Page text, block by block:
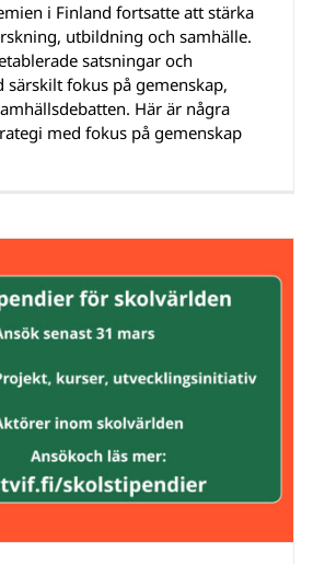
i Finland fortsatte att stärka
utbildning och samhälle.
satsningar och
fokus på gemenskap,
Här är några
med fokus på gemenskap